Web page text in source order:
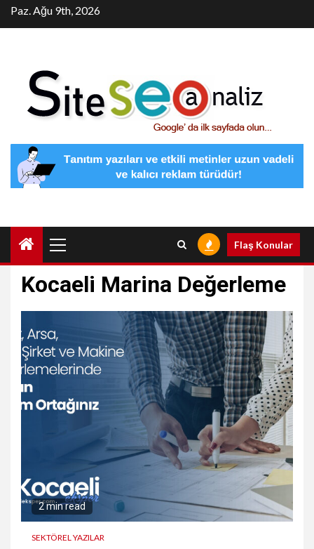
Skip
to
Paz. Ağu 9th, 2026
Menu
Flaş Konular
Kocaeli Marina Değerleme
2 min read
SEKTÖREL YAZILAR